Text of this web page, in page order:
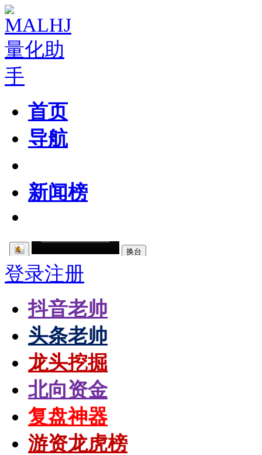
首页
导航
新闻榜
登录注册
抖音老帅
头条老帅
龙头挖掘
北向资金
复盘神器
游资龙虎榜